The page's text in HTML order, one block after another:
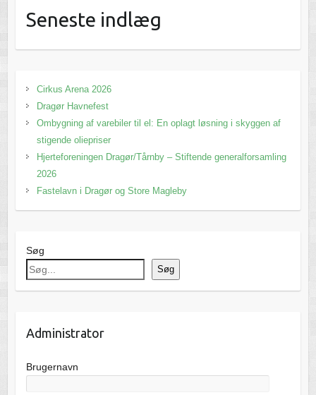
Seneste indlæg
Cirkus Arena 2026
Dragør Havnefest
Ombygning af varebiler til el: En oplagt løsning i skyggen af
stigende oliepriser
Hjerteforeningen Dragør/Tårnby – Stiftende generalforsamling
2026
Fastelavn i Dragør og Store Magleby
Søg
Søg
Administrator
Brugernavn